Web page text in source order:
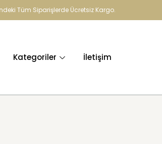
Tüm Siparişlerde Ücretsiz Kargo.
Kategoriler İletişim